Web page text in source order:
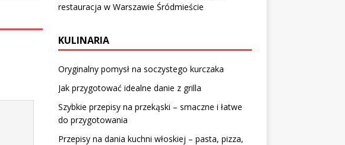
restauracja w Warszawie Śródmieście
KULINARIA
Oryginalny pomysł na soczystego kurczaka
Jak przygotować idealne danie z grilla
Szybkie przepisy na przekąski – smaczne i łatwe
do przygotowania
Przepisy na dania kuchni włoskiej – pasta, pizza,